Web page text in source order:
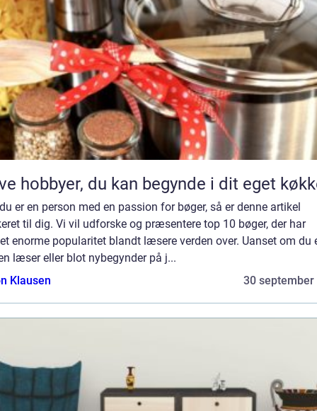
hobbyer, du kan begynde i dit eget
er en person med en passion for bøger, så er denne artikel
til dig. Vi vil udforske og præsentere top 10 bøger, der har
enorme popularitet blandt læsere verden over. Uanset om du
læser eller blot nybegynder på j...
Klausen
30 september